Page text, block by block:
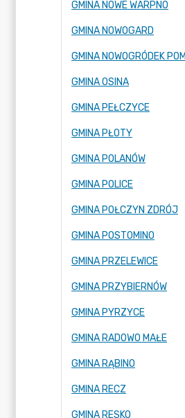
GMINA NOWE WARPNO
GMINA NOWOGARD
GMINA OSINA
GMINA PEŁCZYCE
GMINA PŁOTY
GMINA POLANÓW
GMINA POLICE
GMINA POŁCZYN ZDRÓJ
GMINA POSTOMINO
GMINA PRZELEWICE
GMINA PRZYBIERNÓW
GMINA PYRZYCE
GMINA RADOWO MAŁE
GMINA RĄBINO
GMINA RECZ
GMINA RESKO